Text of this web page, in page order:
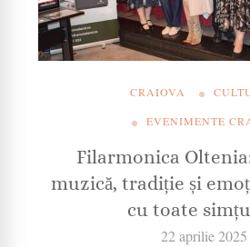
CRAIOVA
EVENIMENTE
Filarmonica
muzică, tradiție și
cu toate
22 aprilie 2025